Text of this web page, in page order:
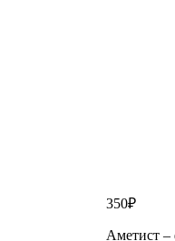
350₽
Аметист –